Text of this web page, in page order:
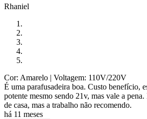
Rhaniel
Cor: Amarelo | Voltagem: 110V/220V
É uma parafusadeira boa. Custo benefício,
potente mesmo sendo 21v, mas vale a
de casa, mas a trabalho não recomendo.
há 11 meses